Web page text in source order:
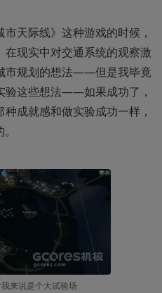
天际线》这种游戏的时候，
现实中对交通系统的观察激
市规划的想法——但是我毕竟
验这些想法——如果成功了，
成就感和做实验成功一样，
我来说是个大试验场